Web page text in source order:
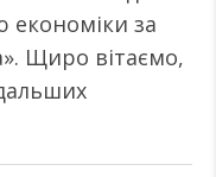
економіки за
Щиро вітаємо,